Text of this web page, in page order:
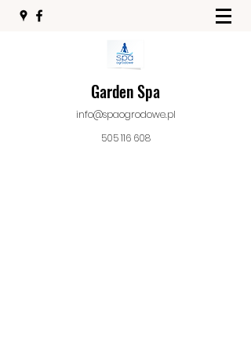
Garden Spa
info@spaogrodowe.pl
505 116 608